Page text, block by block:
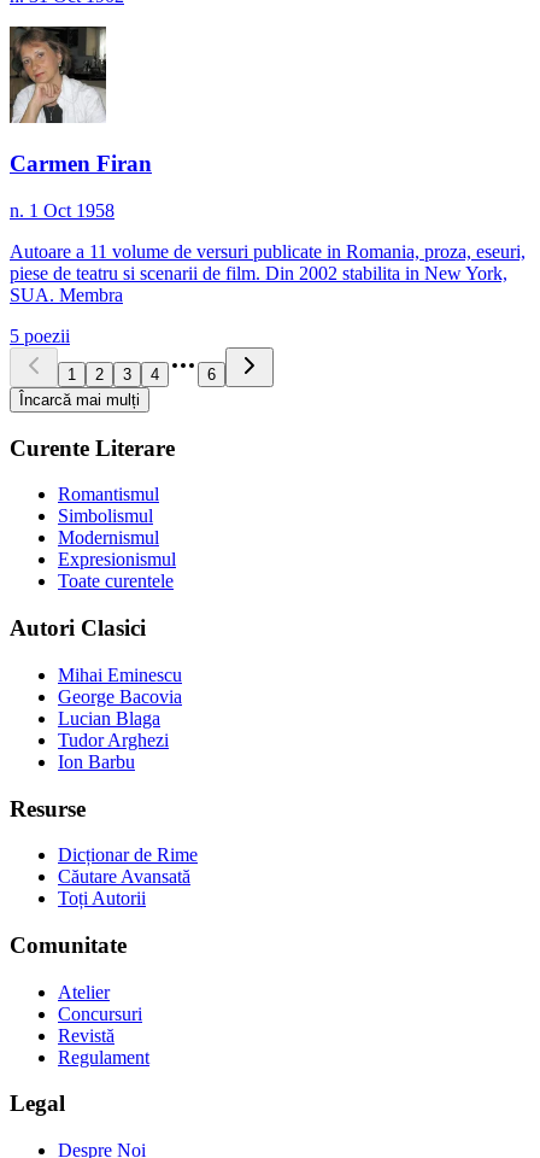
Carmen Firan
n. 1 Oct 1958
Autoare a 11 volume de versuri publicate in Romania, proza, eseuri,
piese de teatru si scenarii de film. Din 2002 stabilita in New York,
SUA. Membra
5 poezii
1 2 3 4
6
Încarcă mai mulți
Curente Literare
Romantismul
Simbolismul
Modernismul
Expresionismul
Toate curentele
Autori Clasici
Mihai Eminescu
George Bacovia
Lucian Blaga
Tudor Arghezi
Ion Barbu
Resurse
Dicționar de Rime
Căutare Avansată
Toți Autorii
Comunitate
Atelier
Concursuri
Revistă
Regulament
Legal
Despre Noi